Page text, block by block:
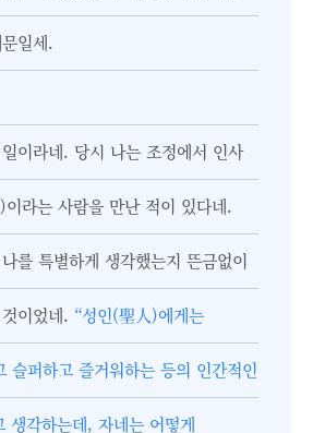
일세.
이라네. 당시 나는 조정에서 인사
라는 사람을 만난 적이 있다네.
를 특별하게 생각했는지 뜬금없이
이었네. “성인(聖人)에게는
슬퍼하고 즐거워하는 등의 인간적인
생각하는데, 자네는 어떻게